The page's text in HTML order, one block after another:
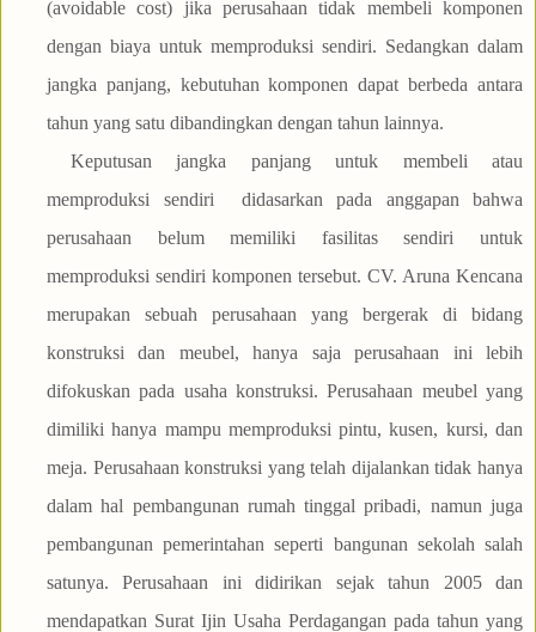
(avoidable cost) jika perusahaan tidak membeli komponen
dengan biaya untuk memproduksi sendiri. Sedangkan dalam
jangka panjang, kebutuhan komponen dapat berbeda antara
tahun yang satu dibandingkan dengan tahun lainnya.
Keputusan jangka panjang untuk membeli atau
memproduksi sendiri didasarkan pada anggapan bahwa
perusahaan belum memiliki fasilitas sendiri untuk
memproduksi sendiri komponen tersebut. CV. Aruna Kencana
merupakan sebuah perusahaan yang bergerak di bidang
konstruksi dan meubel, hanya saja perusahaan ini lebih
difokuskan pada usaha konstruksi. Perusahaan meubel yang
dimiliki hanya mampu memproduksi pintu, kusen, kursi, dan
meja. Perusahaan konstruksi yang telah dijalankan tidak hanya
dalam hal pembangunan rumah tinggal pribadi, namun juga
pembangunan pemerintahan seperti bangunan sekolah salah
satunya. Perusahaan ini didirikan sejak tahun 2005 dan
mendapatkan Surat Ijin Usaha Perdagangan pada tahun yang